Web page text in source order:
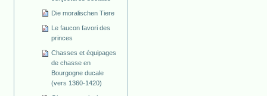
Die moralischen Tiere
Le faucon favori des
princes
Chasses et équipages
de chasse en
Bourgogne ducale
(vers 1360-1420)